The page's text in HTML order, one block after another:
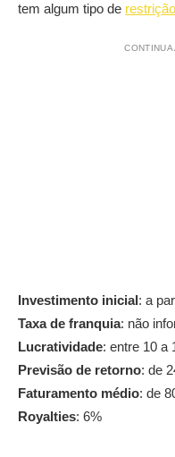
tem algum tipo de
Investimento inicial: a
Taxa de franquia: não
Lucratividade: entre 10 a
Previsão de retorno: de
Faturamento médio: de
Royalties: 6%